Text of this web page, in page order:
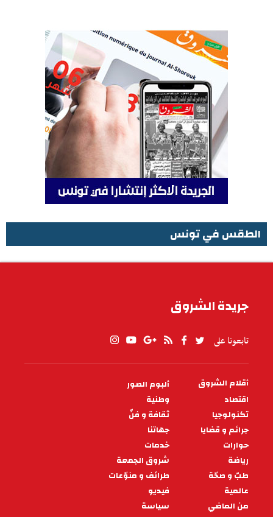
الطقس في تونس
جريدة الشروق
تابعونا على
PIED
DE
PAGE
أقلام الشروق
ألبوم الصور
اقتصاد
وطنية
تكنولوجيا
ثقافة و فنّ
جرائم و قضايا
جهاتنا
حوارات
خدمات
رياضة
شروق الجمعة
طبّ و صحّة
طرائف و منوّعات
عالمية
فيديو
من الماضي
سياسة